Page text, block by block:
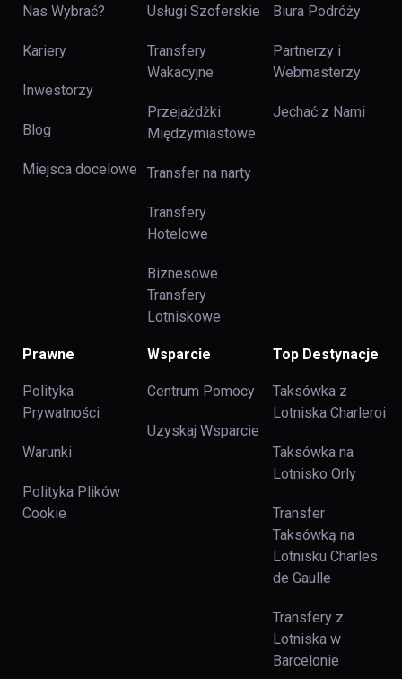
Nas Wybrać?
Kariery
Inwestorzy
Blog
Miejsca docelowe
Usługi Szoferskie
Transfery
Wakacyjne
Przejażdżki
Międzymiastowe
Transfer na narty
Transfery
Hotelowe
Biznesowe
Transfery
Lotniskowe
Biura Podróży
Partnerzy i
Webmasterzy
Jechać z Nami
Prawne
Polityka
Prywatności
Warunki
Polityka Plików
Cookie
Wsparcie
Centrum Pomocy
Uzyskaj Wsparcie
Top Destynacje
Taksówka z
Lotniska Charleroi
Taksówka na
Lotnisko Orly
Transfer
Taksówką na
Lotnisku Charles
de Gaulle
Transfery z
Lotniska w
Barcelonie